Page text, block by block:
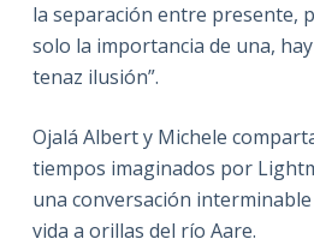
la separación entre presente,
solo la importancia de una,
tenaz ilusión”.
Ojalá Albert y Michele
tiempos imaginados por
una conversación
vida a orillas del río Aare.